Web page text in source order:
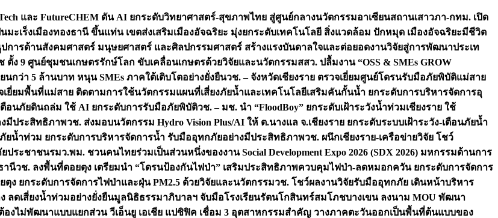
และ FutureCHEM ดัน AI ยกระดับวิทยาศาสตร์-สุขภาพไทย สู่ศูนย์กลางนวัตกรรมอาเซียนสถานเสาวภา-กทม. เปิด
มะเร็งเมืองทองธานี ขึ้นแท่น เขตส่งเสริมเมืองอัจฉริยะ มุ่งยกระดับเทคโนโลยี สิ่งแวดล้อม ปักหมุด เมืองอัจฉริยะมีชีวิต
การด้านสังคมศาสตร์ มนุษยศาสตร์ และศิลปกรรมศาสตร์ สร้างแรงบันดาลใจและต่อยอดงานวิจัยสู่การพัฒนาประเท
ตั้ง 9 ศูนย์ชุมชนเกษตรรักษ์โลก ขับเคลื่อนเกษตรด้วยวิจัยและนวัตกรรมสสว. ปลื้มงาน “OSS & SMEs GROW
นกว่า 5 ล้านบาท หนุน SMEs ภาคใต้เติบโตอย่างยั่งยืนวช. – จังหวัดเชียงราย ตรวจเยี่ยมศูนย์โดรนรับมือภัยพิบัติแม่สาย
เยี่ยมพื้นที่แม่สาย ติดตามการใช้นวัตกรรมแผนที่เสี่ยงภัยน้ำและเทคโนโลยีเสริมคันกั้นน้ำ ยกระดับการบริหารจัดการอุ
ตือนภัยดินถล่ม ใช้ AI ยกระดับการรับมือภัยพิบัติวช. – มช. นำ “FloodBoy” ยกระดับเฝ้าระวังน้ำท่วมเชียงราย ใช้
มีประสิทธิภาพวช. ส่งมอบนวัตกรรม Hydro Vision Plus/AI ให้ ต.นางแล จ.เชียงราย ยกระดับระบบเฝ้าระวัง-เตือนภัยน้ำ
ยน้ำท่วม ยกระดับการบริหารจัดการน้ำ รับมืออุทกภัยอย่างมีประสิทธิภาพวช. ผนึกเชียงราย-เครือข่ายวิจัย โชว์
ยประชาชนรมว.พม. ชวนคนไทยร่วมเป็นส่วนหนึ่งของงาน Social Development Expo 2026 (SDX 2026) มหกรรมด้านการ
านีวช. ลงพื้นที่ดอยตุง เตรียมนำ “โดรนป้องกันไฟป่า” เสริมประสิทธิภาพควบคุมไฟป่า-ลดหมอกควัน ยกระดับการจัดการ
ง ยกระดับการจัดการไฟป่าและฝุ่น PM2.5 ด้วยวิจัยและนวัตกรรมวช. โชว์ผลงานวิจัยรับมืออุทกภัย เดินหน้าบริหาร
ลดเสี่ยงน้ำท่วมอย่างยั่งยืนมูลนิธิธรรมาภิบาลฯ จับมือโรงเรียนรัตนโกสินทร์สมโภชบางเขน ลงนาม MOU พัฒนา
องไม่พัฒนาแบบแยกส่วน วีเอ็นยู เอเชีย แปซิฟิค เชื่อม 3 อุตสาหกรรมสำคัญ วางภาคตะวันออกเป็นพื้นที่ต้นแบบของ